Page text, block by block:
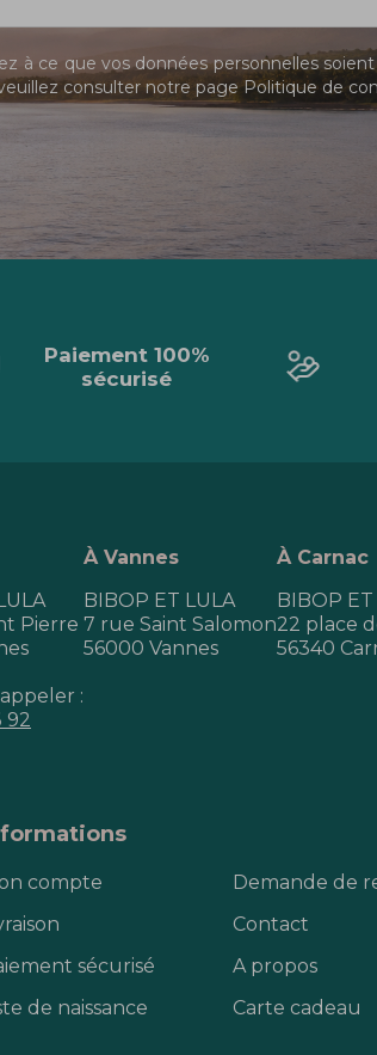
à ce que vos données personnelles
consulter notre pagePolitique de
Paiement 100%
sécurisé
Pierre
:
92
À Vannes
BIBOP ET LULA
7 rue Saint Salomon
56000 Vannes
À Carnac
BIBOP ET
22 place
56340
compte
sécurisé
de naissance
Demande de
Contact
A propos
Carte cadeau